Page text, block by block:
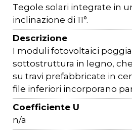
Tegole solari integrate in
inclinazione di 11°.
Descrizione
I moduli fotovoltaici
sottostruttura in legno,
su travi prefabbricate in
file inferiori incorporano
Coefficiente U
n/a